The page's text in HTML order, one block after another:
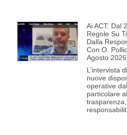
Ai ACT: Dal
Regole Su
Dalla
Con O.
Agosto 2026
L’intervista
nuove
operative
particolare